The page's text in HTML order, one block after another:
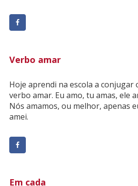
Verbo amar
Hoje aprendi na escola a conjugar
verbo amar. Eu amo, tu amas, ele
Nós amamos, ou melhor, apenas
amei.
Em cada